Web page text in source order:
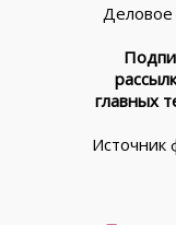
главных
Источник